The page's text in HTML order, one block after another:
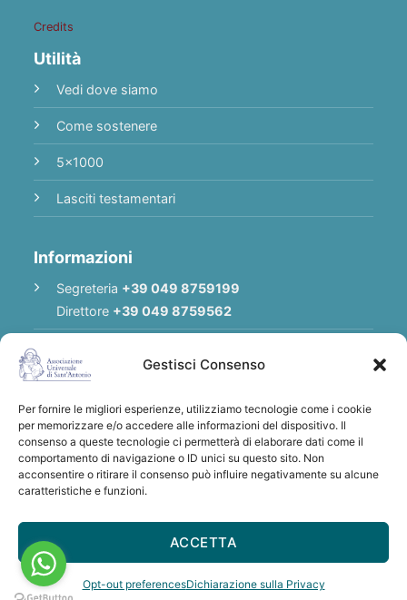
Gestisci Consenso
Per fornire le migliori esperienze, utilizziamo tecnologie come i cookie
per memorizzare e/o accedere alle informazioni del dispositivo. Il
consenso a queste tecnologie ci permetterà di elaborare dati come il
comportamento di navigazione o ID unici su questo sito. Non
acconsentire o ritirare il consenso può influire negativamente su alcune
caratteristiche e funzioni.
ACCETTA
Opt-out preferencesDichiarazione sulla Privacy
Credits
Utilità
Vedi dove siamo
Come sostenere
5x1000
Lasciti testamentari
Informazioni
Segreteria +39 049 8759199
Direttore +39 049 8759562
E-mail
Privacy Policy
Grazie per qualsiasi donazione a sostegno
IBAN: IT28 U030 6912 1181 0000 0012 641
- BIC/SWIFT: BCITITMM